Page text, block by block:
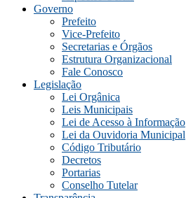
Governo
Prefeito
Vice-Prefeito
Secretarias e Órgãos
Estrutura Organizacional
Fale Conosco
Legislação
Lei Orgânica
Leis Municipais
Lei de Acesso à Informação
Lei da Ouvidoria Municipal
Código Tributário
Decretos
Portarias
Conselho Tutelar